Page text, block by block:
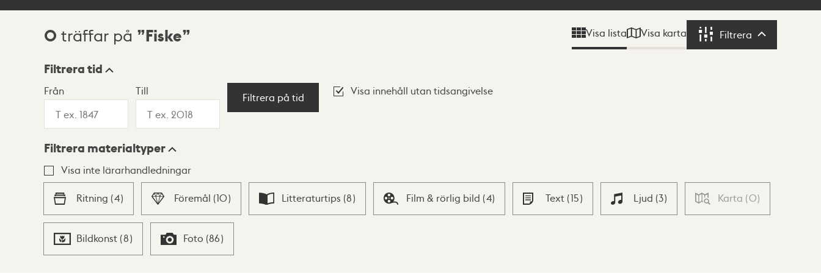
Sökresultat
0 träffar på Fiske Visa lista Visa karta Filtrera Filtrera
Visningsläge
Lista Karta
Filtrera tid
Från Till
Filtrera på tid
Visa innehåll utan tidsangivelse
Filtrera materialtyper
Visa inte lärarhandledningar
Ritning (4) Föremål (10) Litteraturtips (8) Film & rörlig bild (4) Text (15) Ljud (3) Karta (0)
Bildkonst (8) Foto (86)